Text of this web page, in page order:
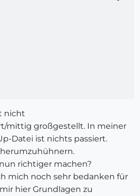
nicht
mittig großgestellt. In meiner
Datei ist nichts passiert.
richtiger machen?
mich noch sehr bedanken für
hier Grundlagen zu